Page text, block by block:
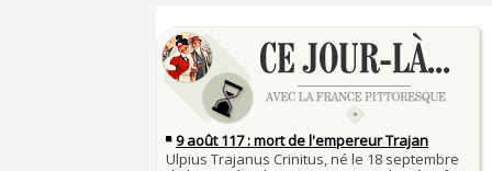
31 juillet 1899 : décret instaurant les
boîtes aux lettres en fonte de Léon Mougeot
30 juillet 1918 : mort d'Auguste Poulain,
Chocolat Poulain 30 JUILLET
29 juillet 1881 : loi sur la liberté de la
28 juillet 1794 : supplice de Robespierre
les siècles
27 mai 1610 : supplice de François
du roi Henri IV
Pierre qui roule n'amasse pas mousse
Qui aime bien châtie bien
Tout vient à point à qui sait attendre